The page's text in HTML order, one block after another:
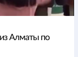
Алматы по